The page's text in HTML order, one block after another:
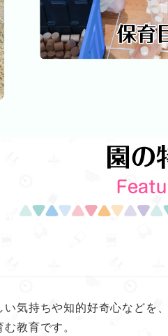
気持ちや知的好奇心などを
教育です。